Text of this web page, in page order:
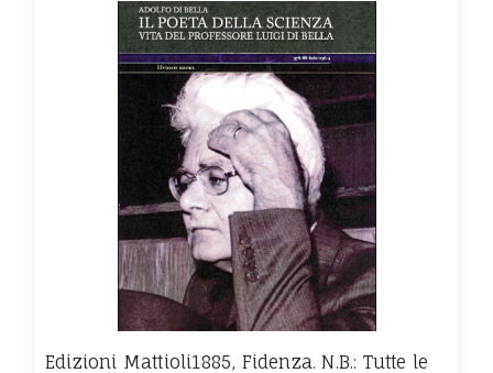
Edizioni Mattioli1885, Fidenza. N.B.: Tutte le